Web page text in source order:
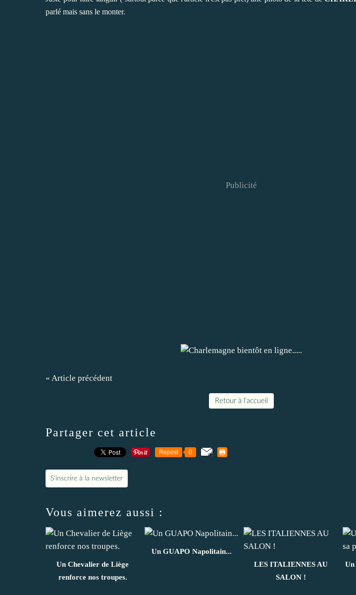
parlé mais sans le monter.
Publicité
« Article précédent
Retour à l'accueil
Partager cet article
Repost 0
S'inscrire à la newsletter
Vous aimerez aussi :
Un Chevalier de Liège
renforce nos troupes.
Un GUAPO Napolitain...
LES ITALIENNES AU
SALON !
Un